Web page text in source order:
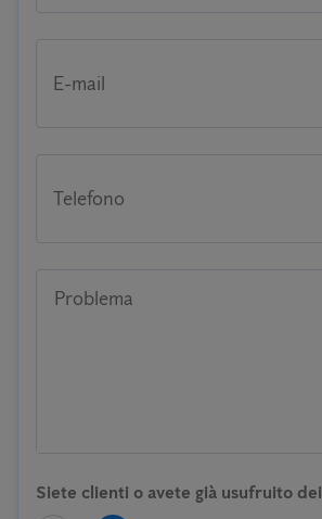
E-mail
Telefono
Problema
Siete clienti o avete già usufruito